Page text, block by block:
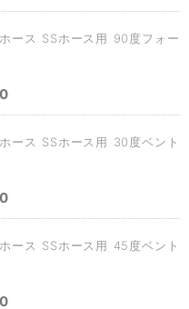
ース SSホース用 90度フォー
ース SSホース用 30度ベント
ース SSホース用 45度ベント